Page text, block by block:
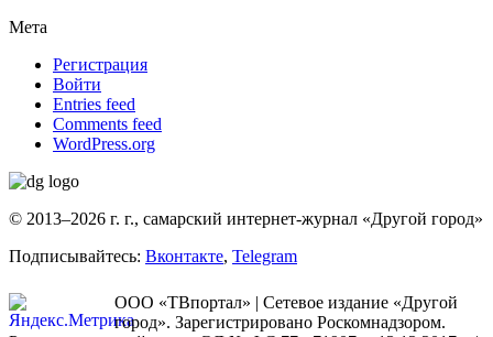
Мета
Регистрация
Войти
Entries feed
Comments feed
WordPress.org
© 2013–2026 г. г., самарский интернет-журнал «Другой город»
Подписывайтесь: Вконтакте, Telegram
ООО «ТВпортал» | Сетевое издание «Другой
город». Зарегистрировано Роскомнадзором.